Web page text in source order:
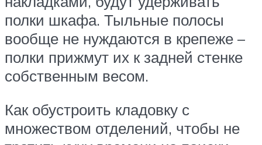
полки шкафа. Тыльные полосы
вообще не нуждаются в крепеже –
полки прижмут их к задней стенке
собственным весом.
Как обустроить кладовку с
множеством отделений, чтобы не